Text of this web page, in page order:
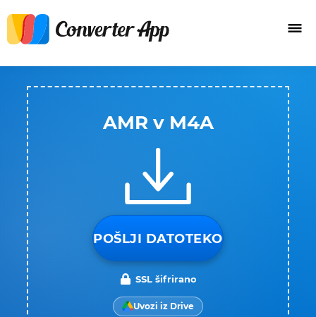
AMR v M4A
POŠLJI DATOTEKO
SSL šifrirano
Uvozi iz Drive